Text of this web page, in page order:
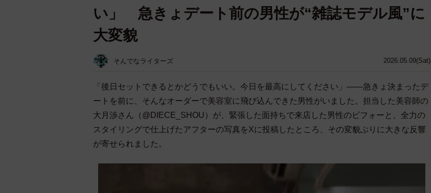
2026.05.09(Sat)
い」 急きょデート前の男性が“雑誌モデル風”に
大変貌
そんでなライターズ
「後日セットできるとかどうでもいい。今日を最高にしてください」――急きょ決まったデ
ートを前に、そんなオーダーで美容室に飛び込んできた男性がいました。担当した美容師の
大月渉さん（@DIECE_SHOU）が、緊張した面持ちで来店した男性のビフォーと、全力の
スタイリングで仕上げたアフターの写真をXに投稿したところ、その変貌ぶりに大きな反響
が寄せられました。